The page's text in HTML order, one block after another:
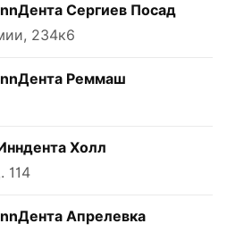
Сергиев Посад
234к6
Реммаш
Холл
114
Апрелевка